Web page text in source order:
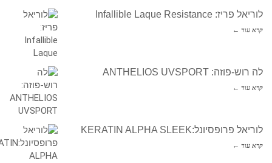
לוריאל פריז: Infallible Laque Resistance
קרא עוד ←
לה רוש-פוזה: ANTHELIOS UVSPORT
קרא עוד ←
לוריאל פרופסיונל:KERATIN ALPHA SLEEK
קרא עוד ←